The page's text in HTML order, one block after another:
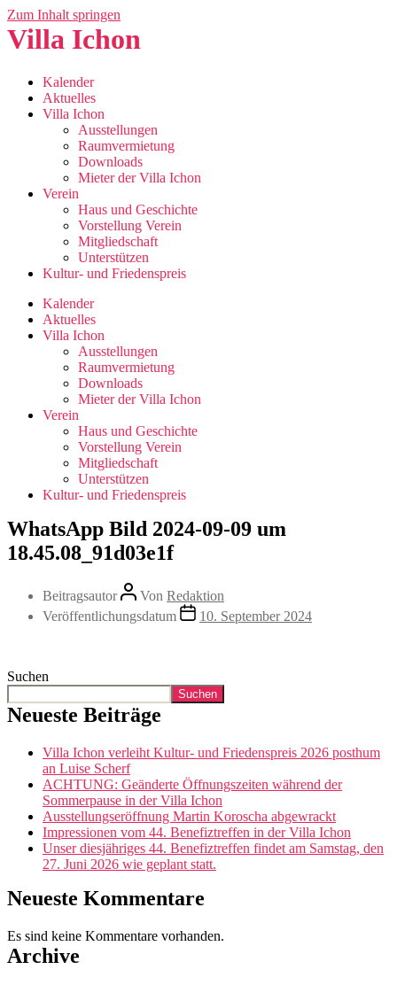
Zum Inhalt springen
Villa Ichon
Kalender
Aktuelles
Villa Ichon
Ausstellungen
Raumvermietung
Downloads
Mieter der Villa Ichon
Verein
Haus und Geschichte
Vorstellung Verein
Mitgliedschaft
Unterstützen
Kultur- und Friedenspreis
Kalender
Aktuelles
Villa Ichon
Ausstellungen
Raumvermietung
Downloads
Mieter der Villa Ichon
Verein
Haus und Geschichte
Vorstellung Verein
Mitgliedschaft
Unterstützen
Kultur- und Friedenspreis
WhatsApp Bild 2024-09-09 um
18.45.08_91d03e1f
Beitragsautor Von Redaktion
Veröffentlichungsdatum
10. September 2024
Suchen
Suchen
Neueste Beiträge
Villa Ichon verleiht Kultur- und Friedenspreis 2026 posthum
an Luise Scherf
ACHTUNG: Geänderte Öffnungszeiten während der
Sommerpause in der Villa Ichon
Ausstellungseröffnung Martin Koroscha abgewrackt
Impressionen vom 44. Benefiztreffen in der Villa Ichon
Unser diesjähriges 44. Benefiztreffen findet am Samstag, den
27. Juni 2026 wie geplant statt.
Neueste Kommentare
Es sind keine Kommentare vorhanden.
Archive